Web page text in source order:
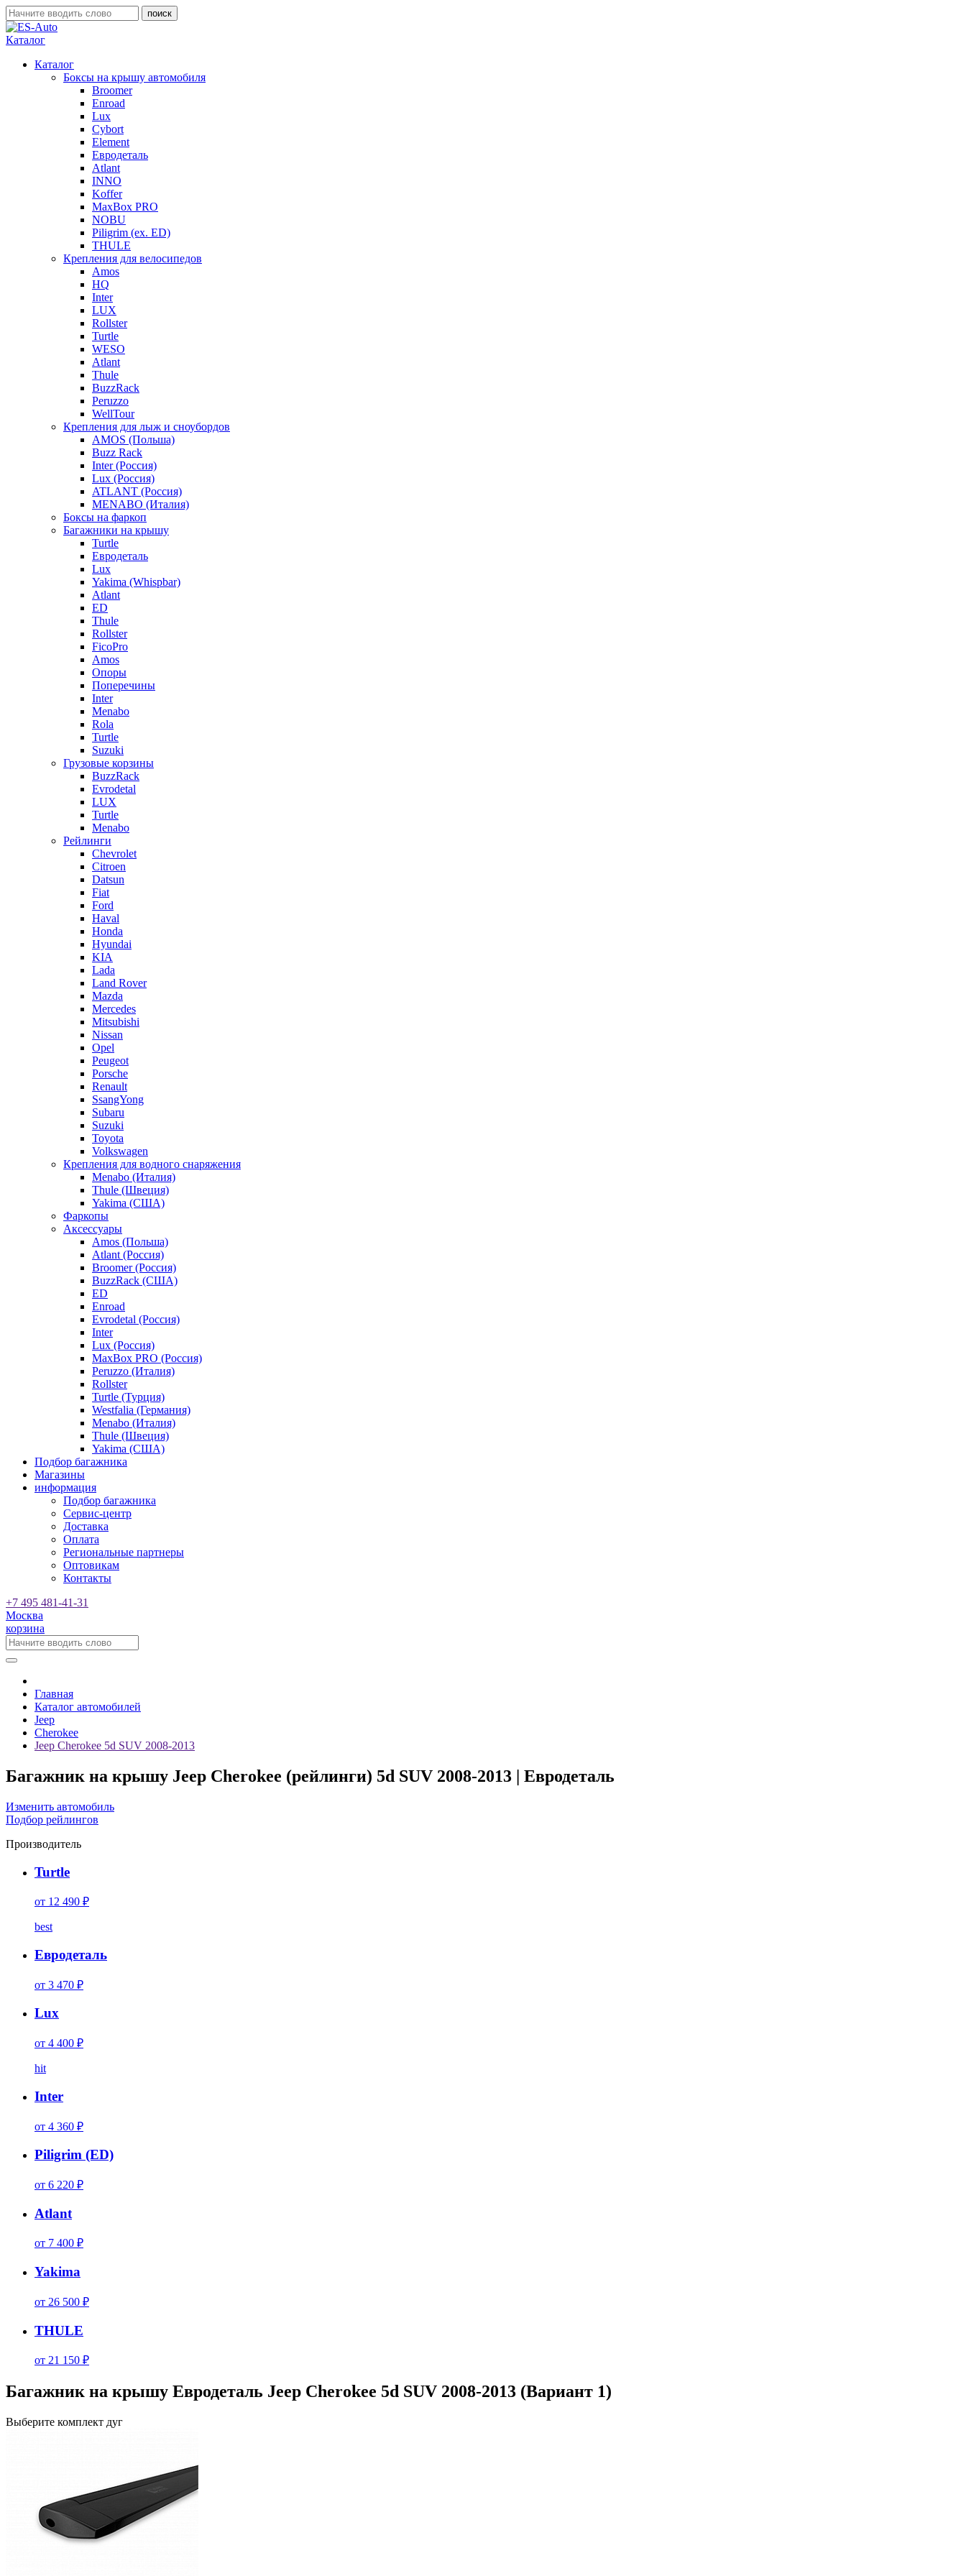
Каталог
Каталог
Боксы на крышу автомобиля
Broomer
Enroad
Lux
Cybort
Element
Евродеталь
Atlant
INNO
Koffer
MaxBox PRO
NOBU
Piligrim (ex. ED)
THULE
Крепления для велосипедов
Amos
HQ
Inter
LUX
Rollster
Turtle
WESO
Atlant
Thule
BuzzRack
Peruzzo
WellTour
Крепления для лыж и сноубордов
AMOS (Польша)
Buzz Rack
Inter (Россия)
Lux (Россия)
ATLANT (Россия)
MENABO (Италия)
Боксы на фаркоп
Багажники на крышу
Turtle
Евродеталь
Lux
Yakima (Whispbar)
Atlant
ED
Thule
Rollster
FicoPro
Amos
Опоры
Поперечины
Inter
Menabo
Rola
Turtle
Suzuki
Грузовые корзины
BuzzRack
Evrodetal
LUX
Turtle
Menabo
Рейлинги
Chevrolet
Citroen
Datsun
Fiat
Ford
Haval
Honda
Hyundai
KIA
Lada
Land Rover
Mazda
Mercedes
Mitsubishi
Nissan
Opel
Peugeot
Porsche
Renault
SsangYong
Subaru
Suzuki
Toyota
Volkswagen
Крепления для водного снаряжения
Menabo (Италия)
Thule (Швеция)
Yakima (США)
Фаркопы
Аксессуары
Amos (Польша)
Atlant (Россия)
Broomer (Россия)
BuzzRack (США)
ED
Enroad
Evrodetal (Россия)
Inter
Lux (Россия)
MaxBox PRO (Россия)
Peruzzo (Италия)
Rollster
Turtle (Турция)
Westfalia (Германия)
Menabo (Италия)
Thule (Швеция)
Yakima (США)
Подбор багажника
Магазины
информация
Подбор багажника
Сервис-центр
Доставка
Оплата
Региональные партнеры
Оптовикам
Контакты
+7 495 481-41-31
Москва
корзина
Главная
Каталог автомобилей
Jeep
Cherokee
Jeep Cherokee 5d SUV 2008-2013
Багажник на крышу Jeep Cherokee (рейлинги) 5d SUV 2008-2013 | Евродеталь
Изменить автомобиль
Подбор рейлингов
Производитель
Turtle
от 12 490 ₽
best
Евродеталь
от 3 470 ₽
Lux
от 4 400 ₽
hit
Inter
от 4 360 ₽
Piligrim (ED)
от 6 220 ₽
Atlant
от 7 400 ₽
Yakima
от 26 500 ₽
THULE
от 21 150 ₽
Багажник на крышу Евродеталь Jeep Cherokee 5d SUV 2008-2013 (Вариант 1)
Выберите комплект дуг